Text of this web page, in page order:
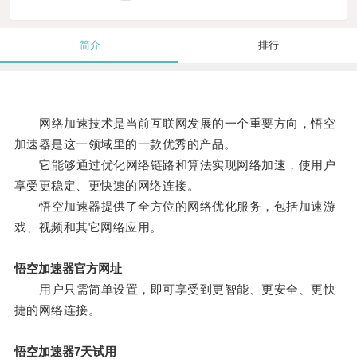
简介 排行
网络加速技术是当前互联网发展的一个重要方向，悟空
加速器是这一领域里的一款优秀的产品。
它能够通过优化网络链路和算法实现网络加速，使用户
享受更稳定、更快速的网络连接。
悟空加速器提供了全方位的网络优化服务，包括加速游
戏、视频和其它网络应用。
悟空加速器官方网址
用户只需简单设置，即可享受到更智能、更安全、更快
捷的网络连接。
悟空加速器7天试用